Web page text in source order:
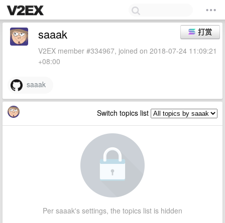
打赏
saaak
V2EX member #334967, joined on 2018-07-24 11:09:21
+08:00
saaak
Switch topics list
Per saaak's settings, the topics list is hidden